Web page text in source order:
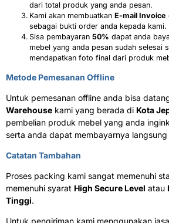
dari total produk yang anda pesan.
Kami akan membuatkan E-mail Invoice
sebagai bukti order anda kepada kami.
Sisa pembayaran 50% dapat anda
mebel yang anda pesan sudah selesai
mendapatkan foto final dari produk
Metode Pemesanan Offline
Untuk pemesanan offline anda bisa
Warehouse kami yang berada di Kota
pembelian produk mebel yang anda
serta anda dapat membayarnya
Catatan Tambahan
Proses packing kami sangat memenuhi
memenuhi syarat High Secure Level atau
Tinggi.
Untuk pengiriman kami menggunakan jasa